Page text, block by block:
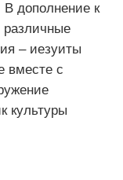
дополнение к
различные
– иезуиты
вместе с
культуры